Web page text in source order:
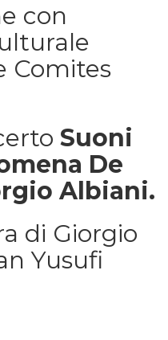
con
Comites
Suoni
De
Albiani.
di Giorgio
Yusufi